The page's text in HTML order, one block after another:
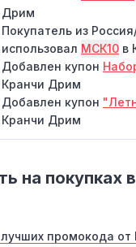
Дрим
Покупатель из
использовал МСК10 в
Добавлен купон
Кранчи Дрим
Добавлен купон
Кранчи Дрим
на покупках
промокода